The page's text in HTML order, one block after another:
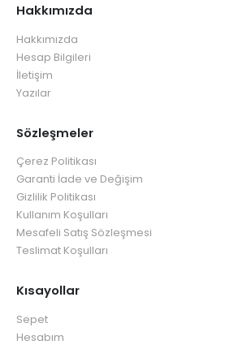
Hakkımızda
Hakkımızda
Hesap Bilgileri
İletişim
Yazılar
Sözleşmeler
Çerez Politikası
Garanti İade ve Değişim
Gizlilik Politikası
Kullanım Koşulları
Mesafeli Satış Sözleşmesi
Teslimat Koşulları
Kısayollar
Sepet
Hesabım